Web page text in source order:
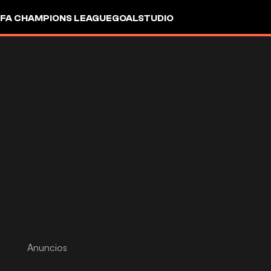
CHAMPIONS LEAGUEGOALSTUDIO